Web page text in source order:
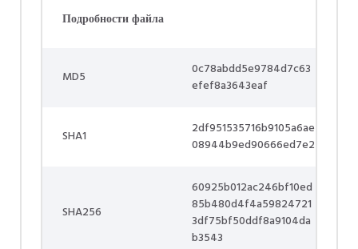
Подробности файла
MD5
0c78abdd5e9784d7c63
efef8a3643eaf
SHA1
2df951535716b9105a6ae
08944b9ed90666ed7e2
SHA256
60925b012ac246bf10ed
85b480d4f4a59824721
3df75bf50ddf8a9104da
b3543